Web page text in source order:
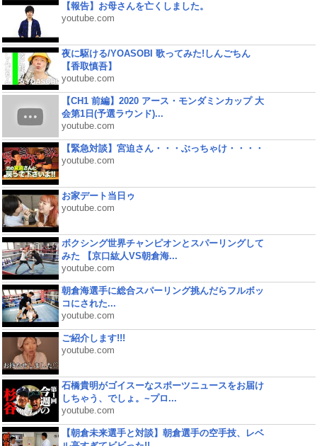
【報告】お母さんを亡くしました。
youtube.com
夜に駆ける/YOASOBI 歌ってみた!しんごちん
【香取慎吾】
youtube.com
【CH1 前編】2020 アース・モンダミンカップ 大
会第1日(予選ラウンド)...
youtube.com
【緊急対談】宮迫さん・・・ぶっちゃけ・・・・
youtube.com
お家デート当日ゥ
youtube.com
ボクシング世界チャンピオンとスパーリングして
みた 【京口紘人VS朝倉海...
youtube.com
朝倉海選手に総合スパーリング挑んだらフルボッ
コにされた...
youtube.com
ご紹介します!!!
youtube.com
石橋貴明がゴイスーなスポーツニュースをお届け
しちゃう、でしょ。~プロ...
youtube.com
【朝倉未来選手と対談】朝倉選手の空手技、レベ